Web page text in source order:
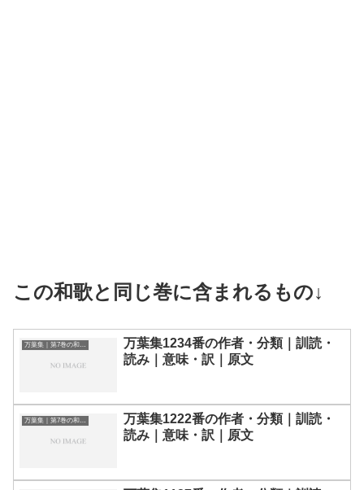
この和歌と同じ巻に含まれるもの↓
万葉集1234番の作者・分類｜訓読・
読み｜意味・訳｜原文
万葉集｜第7巻の和歌一覧
万葉集1222番の作者・分類｜訓読・
読み｜意味・訳｜原文